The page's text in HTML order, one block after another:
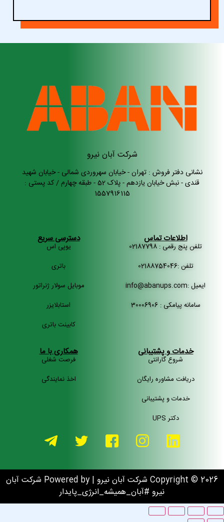
شرکت آبان نیرو
نشانی دفتر فروش : تهران - خیابان سهروردی شمالی - خیابان شهید
قندی - نبش خیابان یازدهم - پلاک 52 - طبقه چهارم / کد پستی :
1557916115
اطلاعات تماس
تلفن پنج رقمی : 02187798
تلفن :02188754046
ایمیل :info@abanups.com
سامانه پیامکی : 30006906
دسترسی سریع
یوپی اس
باتری
موبایل سولار ژنراتور
استابلایزر
کابینت باتری
خدمات و پشتیبانی
شروع گارانتی
دریافت مشاوره رایگان
خدمات و پشتیبانی
دکتر UPS
همکاری با ما
فرصت شغلی
اخذ نمایندگی
Copyright © 2026 شرکت آبان نیرو | Powered by شرکت آبان
نیرو #آبان_همیشه_انرژی_پایدار